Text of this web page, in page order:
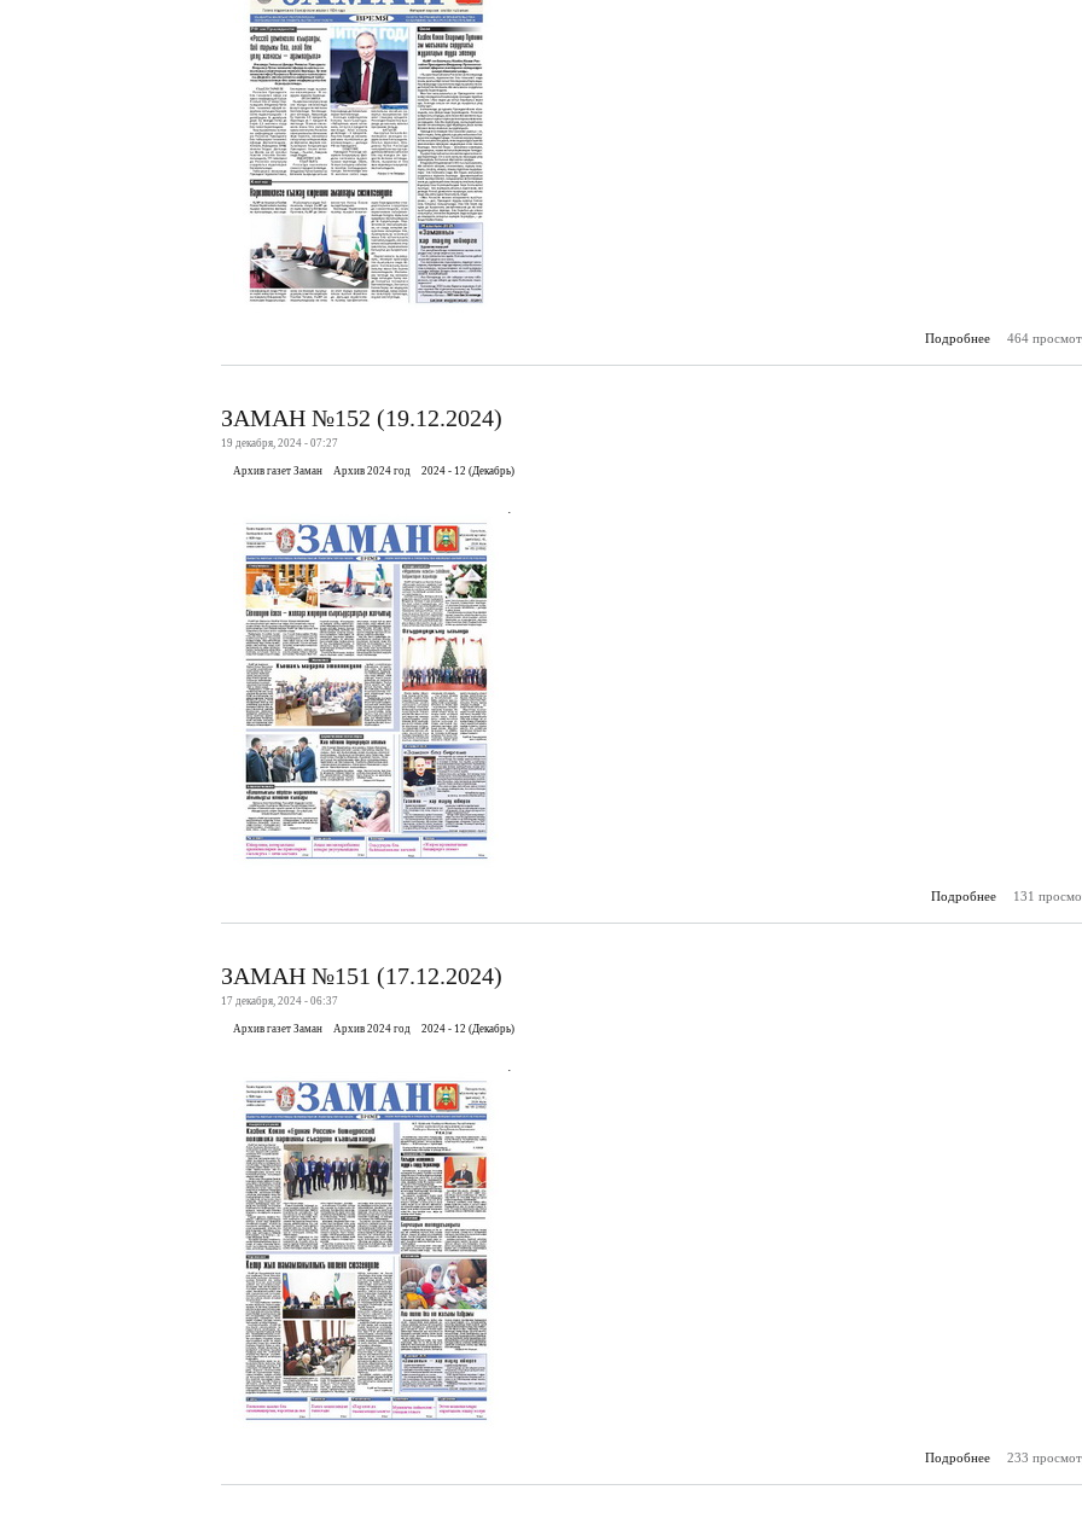
Подробнее
о
464
ЗАМАН №152 (19.12.2024)
19 декабря, 2024 - 07:27
Архив газет Заман Архив 2024 год 2024 - 12 (Декабрь)
.
Подробнее
о
131
ЗАМАН №151 (17.12.2024)
17 декабря, 2024 - 06:37
Архив газет Заман Архив 2024 год 2024 - 12 (Декабрь)
.
Подробнее
о
233